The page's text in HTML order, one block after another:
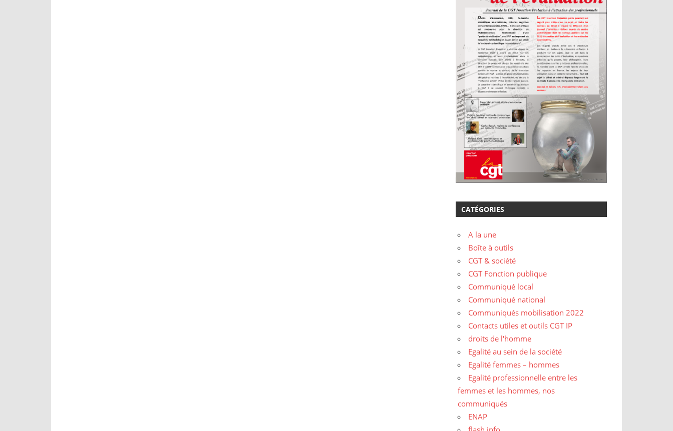
CATÉGORIES
A la une
Boîte à outils
CGT & société
CGT Fonction publique
Communiqué local
Communiqué national
Communiqués mobilisation 2022
Contacts utiles et outils CGT IP
droits de l'homme
Egalité au sein de la société
Egalité femmes – hommes
Egalité professionnelle entre les
femmes et les hommes, nos
communiqués
ENAP